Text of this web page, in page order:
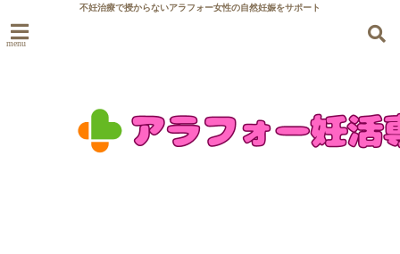
不妊治療で授からないアラフォー女性の自然妊娠をサポート
menu